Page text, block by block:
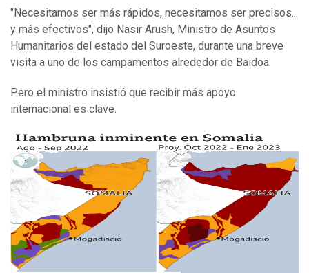
"Necesitamos ser más rápidos, necesitamos ser precisos...
y más efectivos", dijo Nasir Arush, Ministro de Asuntos
Humanitarios del estado del Suroeste, durante una breve
visita a uno de los campamentos alrededor de Baidoa.
Pero el ministro insistió que recibir más apoyo
internacional es clave.